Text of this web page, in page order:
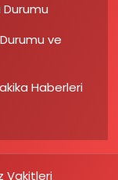
Durumu
ve
Haberleri
Vakitleri